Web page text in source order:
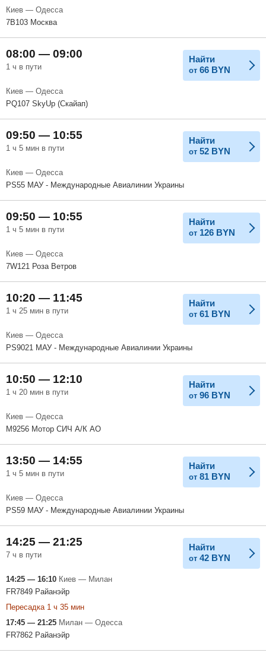
Киев — Одесса
7B103 Москва
08:00 — 09:00
1 ч в пути
Найти
от 66 BYN
Киев — Одесса
PQ107 SkyUp (Скайап)
09:50 — 10:55
1 ч 5 мин в пути
Найти
от 52 BYN
Киев — Одесса
PS55 МАУ - Международные Авиалинии Украины
09:50 — 10:55
1 ч 5 мин в пути
Найти
от 126 BYN
Киев — Одесса
7W121 Роза Ветров
10:20 — 11:45
1 ч 25 мин в пути
Найти
от 61 BYN
Киев — Одесса
PS9021 МАУ - Международные Авиалинии Украины
10:50 — 12:10
1 ч 20 мин в пути
Найти
от 96 BYN
Киев — Одесса
M9256 Мотор СИЧ А/К АО
13:50 — 14:55
1 ч 5 мин в пути
Найти
от 81 BYN
Киев — Одесса
PS59 МАУ - Международные Авиалинии Украины
14:25 — 21:25
7 ч в пути
Найти
от 42 BYN
14:25 — 16:10 Киев — Милан
FR7849 Райанэйр
Пересадка 1 ч 35 мин
17:45 — 21:25 Милан — Одесса
FR7862 Райанэйр